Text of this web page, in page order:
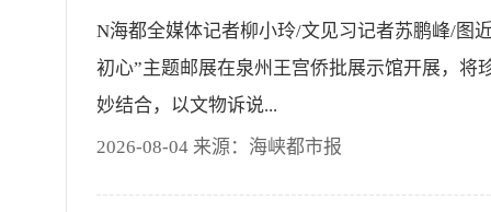
N海都全媒体记者柳小玲/文见习记者苏鹏峰/图
初心”主题邮展在泉州王宫侨批展示馆开展，将
妙结合，以文物诉说...
2026-08-04 来源：海峡都市报